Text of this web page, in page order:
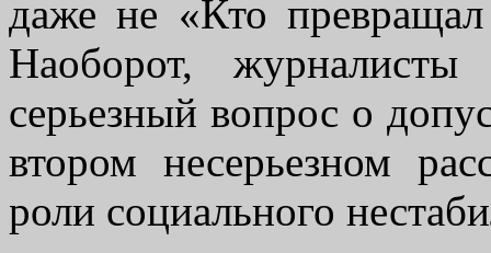
даже не «Кто
Наоборот,
серьезный вопрос о
втором несерьезном
роли социального